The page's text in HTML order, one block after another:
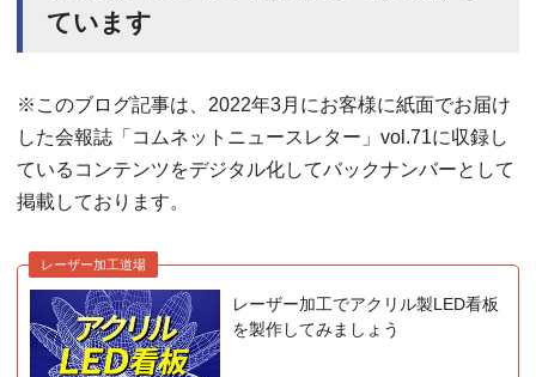
ています
※このブログ記事は、2022年3月にお客様に紙面でお届け
した会報誌「コムネットニュースレター」vol.71に収録し
ているコンテンツをデジタル化してバックナンバーとして
掲載しております。
レーザー加工道場
レーザー加工でアクリル製LED看板
を製作してみましょう